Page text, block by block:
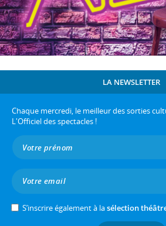
LA NEWSLETTER
Chaque mercredi, le meilleur des sorties
L'Officiel des spectacles !
S’inscrire également à lasélection